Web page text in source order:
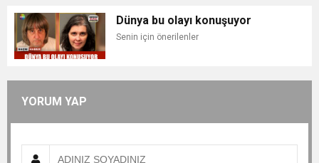
Dünya bu olayı konuşuyor
Senin için önerilenler
YORUM YAP